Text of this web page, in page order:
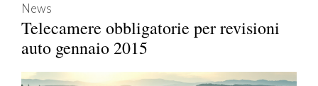
News
Telecamere obbligatorie per revisioni
auto gennaio 2015